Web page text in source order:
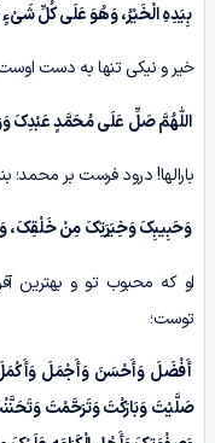
بِیَدِهِ الْخَیْرُ، وَهُوَ عَلَى کُلِّ شَیْءٍ
خیر و نیکی تنها به دست
اللّٰهُمَّ صَلِّ عَلَى مُحَمَّدٍ عَبْدِکَ
بارالها! درود فرست بر محمد؛
وَحَبِیبِکَ وَخِیَرَتِکَ مِنْ خَلْقِکَ،
او که محبوب تو و بهترین
توست؛
أَفْضَلَ وَأَحْسَنَ وَأَجْمَلَ وَأَکْمَلَ
صَلَّیْتَ وَبَارَکْتَ وَتَرَحَّمْتَ